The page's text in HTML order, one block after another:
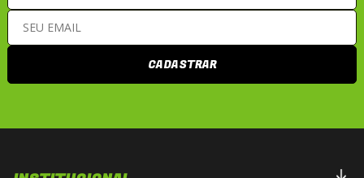
CADASTRAR